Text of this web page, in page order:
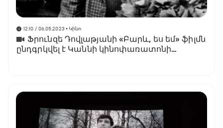
12:10 / 06.05.2023 • Կինո
Ֆրունզե Դովլաթյանի «Բարև, ես եմ» ֆիլմն
ընդգրկվել է Կաննի կինոփառատոնի